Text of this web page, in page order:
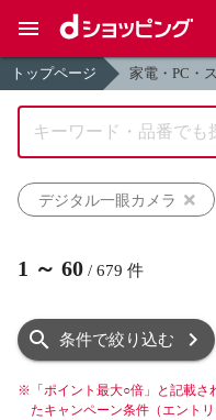
トップページ 家電・PC・
デジタル一眼カメラ
1 ～ 60 / 679 件
条件で絞り込む
※ 「ポイント最大○倍」と記載
たキャンペーン条件（エント